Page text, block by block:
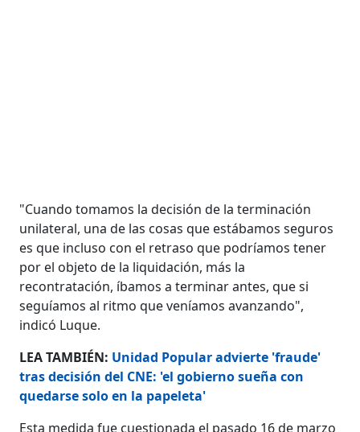
"Cuando tomamos la decisión de la terminación
unilateral, una de las cosas que estábamos seguros
es que incluso con el retraso que podríamos tener
por el objeto de la liquidación, más la
recontratación, íbamos a terminar antes, que si
seguíamos al ritmo que veníamos avanzando",
indicó Luque.
LEA TAMBIÉN: Unidad Popular advierte 'fraude'
tras decisión del CNE: 'el gobierno sueña con
quedarse solo en la papeleta'
Esta medida fue cuestionada el pasado 16 de marzo